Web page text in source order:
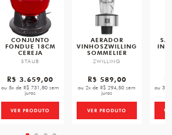
CONJUNTO
FONDUE 18CM
CEREJA
STAUB
R$ 3.659,00
ou 5x de R$ 731,80 sem
juros
VER PRODUTO
AERADOR
VINHOSZWILLING
SOMMELIER
ZWILLING
R$ 589,00
ou 2x de R$ 294,50 sem
juros
VER PRODUTO
ou 3x